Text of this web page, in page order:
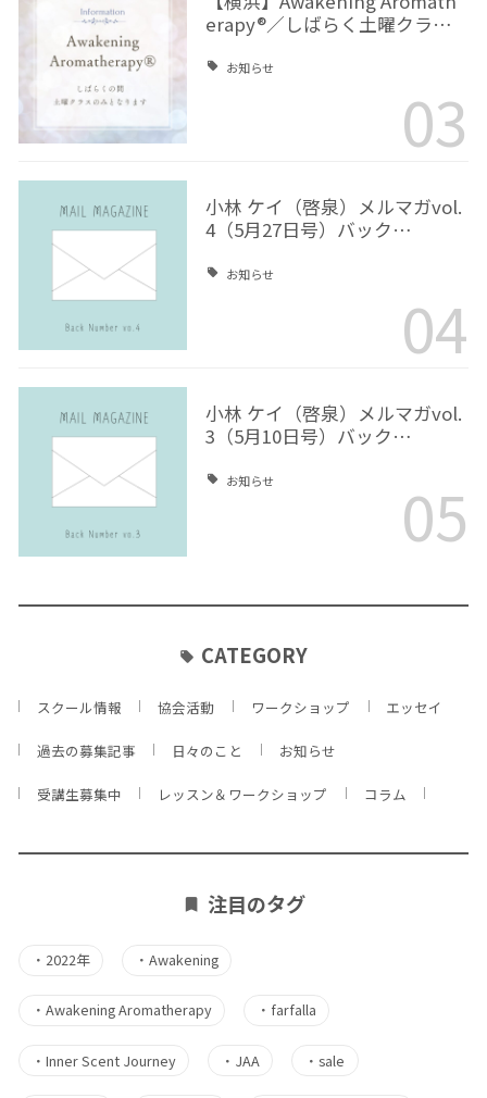
erapy®／しばらく土曜クラ…
お知らせ
03
小林 ケイ（啓泉）メルマガvol.
4（5月27日号）バック…
お知らせ
04
小林 ケイ（啓泉）メルマガvol.
3（5月10日号）バック…
お知らせ 05
CATEGORY
スクール情報 協会活動 ワークショップ エッセイ
過去の募集記事 日々のこと お知らせ
受講生募集中 レッスン＆ワークショップ コラム
注目のタグ
・ 2022年 ・Awakening
・ Awakening Aromatherapy ・ farfalla
・ Inner Scent Journey ・ JAA ・sale